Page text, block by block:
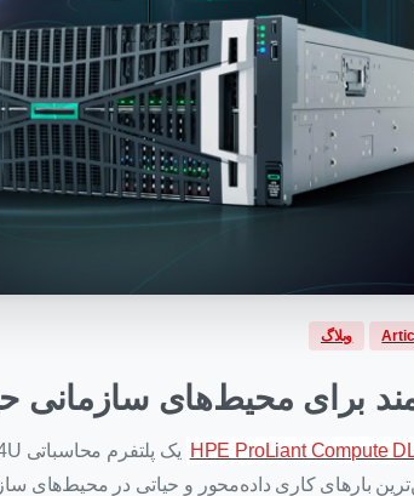
وبلاگ
برای محیط‌های سازمانی
HPE ProLiant Compute
بارهای کاری داده‌محور و حیاتی در